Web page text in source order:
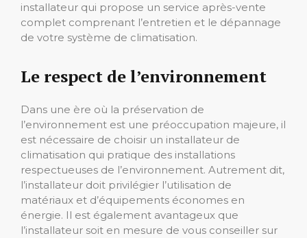
installateur qui propose un service après-vente
complet comprenant l’entretien et le dépannage
de votre système de climatisation.
Le respect de l’environnement
Dans une ère où la préservation de
l’environnement est une préoccupation majeure, il
est nécessaire de choisir un installateur de
climatisation qui pratique des installations
respectueuses de l’environnement. Autrement dit,
l’installateur doit privilégier l’utilisation de
matériaux et d’équipements économes en
énergie. Il est également avantageux que
l’installateur soit en mesure de vous conseiller sur